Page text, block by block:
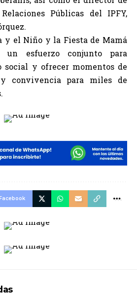
Públicas del IPFY,
y el Niño y la Fiesta de Mamá
un esfuerzo conjunto para
social y ofrecer momentos de
convivencia para miles de
Facebook